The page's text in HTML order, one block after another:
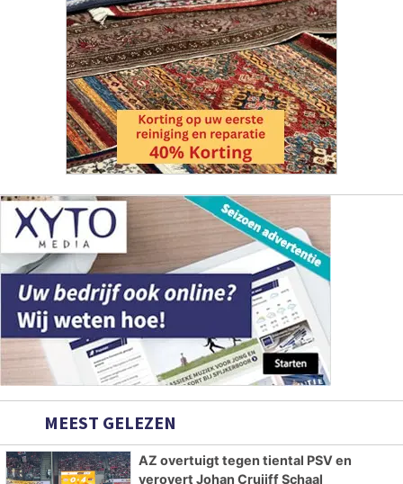
MEEST GELEZEN
AZ overtuigt tegen tiental PSV en
verovert Johan Cruijff Schaal